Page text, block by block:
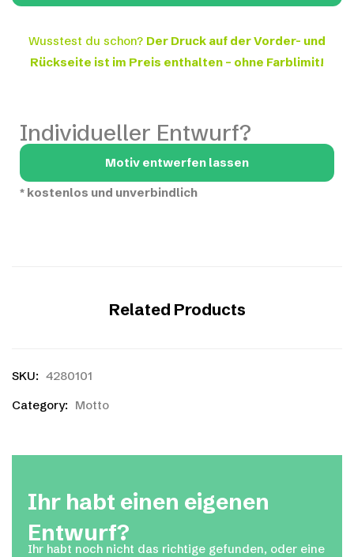
Wusstest du schon? Der Druck auf der Vorder- und
Rückseite ist im Preis enthalten – ohne Farblimit!
Individueller Entwurf?
Motiv entwerfen lassen
* kostenlos und unverbindlich
Related Products
SKU: 4280101
Category: Motto
Ihr habt einen eigenen
Entwurf?
Ihr habt noch nicht das richtige gefunden, oder eine